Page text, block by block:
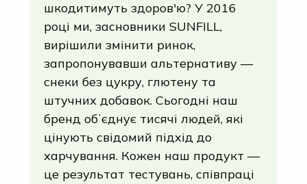
шкодитимуть здоров'ю? У 2016
році ми, засновники SUNFILL,
вирішили змінити ринок,
запропонувавши альтернативу —
снеки без цукру, глютену та
штучних добавок. Сьогодні наш
бренд обʼєднує тисячі людей, які
цінують свідомий підхід до
харчування. Кожен наш продукт —
це результат тестувань, співпраці